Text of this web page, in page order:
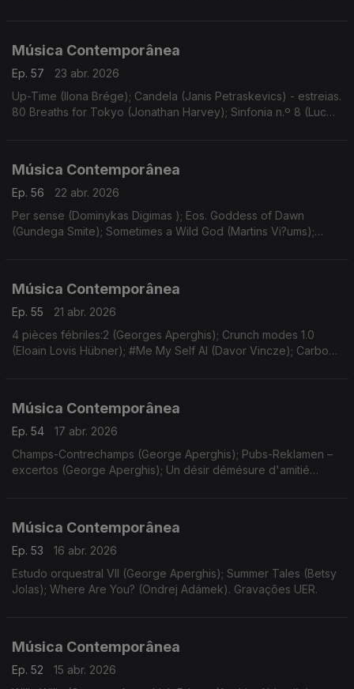
Música Contemporânea
Ep. 57
23 abr. 2026
Up-Time (Ilona Brége); Candela (Janis Petraskevics) - estreias.
80 Breaths for Tokyo (Jonathan Harvey); Sinfonia n.º 8 (Luc
Música Contemporânea
Ep. 56
22 abr. 2026
Per sense (Dominykas Digimas ); Eos. Goddess of Dawn
(Gundega Smite); Sometimes a Wild God (Martins Vi?ums);
Música Contemporânea
Ep. 55
21 abr. 2026
4 pièces fébriles:2 (Georges Aperghis); Crunch modes 1.0
(Eloain Lovis Hübner); #Me My Self AI (Davor Vincze); Carbon
Música Contemporânea
Ep. 54
17 abr. 2026
Champs-Contrechamps (George Aperghis); Pubs-Reklamen –
excertos (George Aperghis); Un désir démésure d'amitié
Música Contemporânea
Ep. 53
16 abr. 2026
Estudo orquestral VII (George Aperghis); Summer Tales (Betsy
Jolas); Where Are You? (Ondrej Adámek). Gravações UER.
Música Contemporânea
Ep. 52
15 abr. 2026